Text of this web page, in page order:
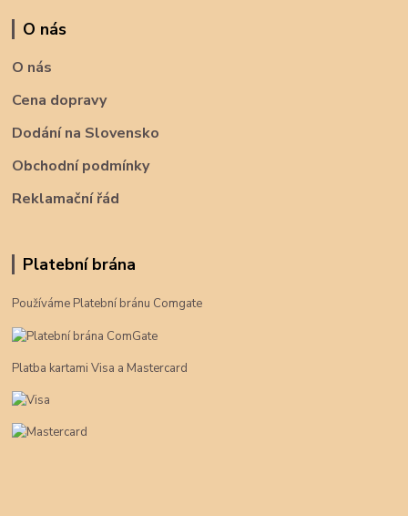
O nás
O nás
Cena dopravy
Dodání na Slovensko
Obchodní podmínky
Reklamační řád
Platební brána
Používáme Platební bránu Comgate
Platba kartami Visa a Mastercard